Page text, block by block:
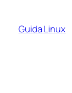
contenuto
Guida Linux